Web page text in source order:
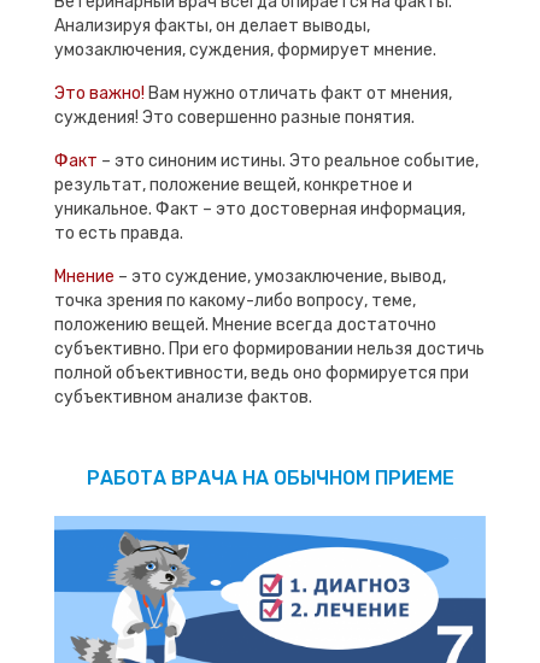
Анализируя факты, он делает выводы,
умозаключения, суждения, формирует мнение.
Это важно! Вам нужно отличать факт от мнения,
суждения! Это совершенно разные понятия.
Факт – это синоним истины. Это реальное событие,
результат, положение вещей, конкретное и
уникальное. Факт – это достоверная информация,
то есть правда.
Мнение – это суждение, умозаключение, вывод,
точка зрения по какому-либо вопросу, теме,
положению вещей. Мнение всегда достаточно
субъективно. При его формировании нельзя достичь
полной объективности, ведь оно формируется при
субъективном анализе фактов.
РАБОТА ВРАЧА НА ОБЫЧНОМ ПРИЕМЕ